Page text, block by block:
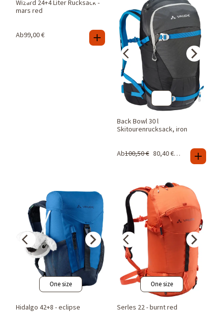
Wizard 24+4 Liter Rucksack -
mars red
Ab99,00€
Back Bowl 30 l
Skitourenrucksack, iron
Ab100,50€ 80,40€ %
One size
Hidalgo 42+8 - eclipse
One size
Serles 22 - burnt red